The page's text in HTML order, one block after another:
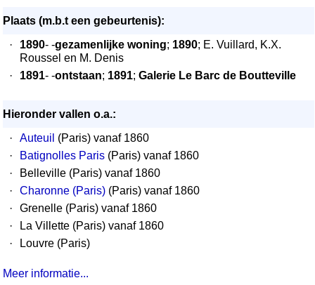
Plaats (m.b.t een gebeurtenis):
·
1890- -gezamenlijke woning; 1890; E. Vuillard, K.X.
Roussel en M. Denis
·
1891- -ontstaan; 1891; Galerie Le Barc de Boutteville
Hieronder vallen o.a.:
·
Auteuil (Paris) vanaf 1860
·
Batignolles Paris (Paris) vanaf 1860
·
Belleville (Paris) vanaf 1860
·
Charonne (Paris) (Paris) vanaf 1860
·
Grenelle (Paris) vanaf 1860
·
La Villette (Paris) vanaf 1860
·
Louvre (Paris)
Meer informatie...